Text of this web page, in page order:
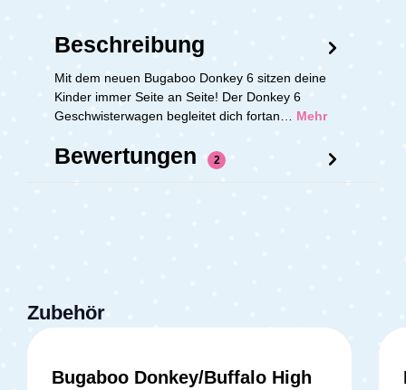
Beschreibung
Mit dem neuen Bugaboo Donkey 6 sitzen deine
Kinder immer Seite an Seite! Der Donkey 6
Geschwisterwagen begleitet dich fortan… Mehr
Bewertungen 2
Zubehör
Bugaboo Donkey/Buffalo High